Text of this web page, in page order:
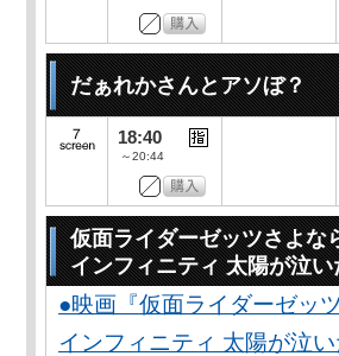
だぁれかさんとアソぼ？
18:40
～20:44
仮面ライダーゼッツさよな
インフィニティ 太陽が泣い
●映画『仮面ライダーゼッ
インフィニティ 太陽が泣